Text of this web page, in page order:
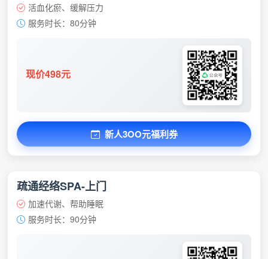
活血化瘀、缓解压力
服务时长：80分钟
现价498元
新人3OO元福利券
疏通经络SPA-上门
加速代谢、帮助睡眠
服务时长：90分钟